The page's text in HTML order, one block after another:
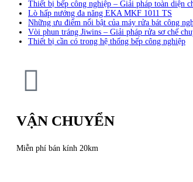
Thiết bị bếp công nghiệp – Giải pháp toàn diện
Lò hấp nướng đa năng EKA MKF 1011 TS
Những ưu điểm nổi bật của máy rửa bát công
Vòi phun tráng Jiwins – Giải pháp rửa sơ chế
Thiết bị cần có trong hệ thống bếp công nghiệp
VẬN CHUYỂN
Miễn phí bán kính 20km